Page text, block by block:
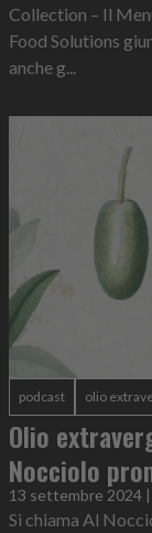
Collection – Il
Food Solutions
anche g...
podcast olio
Olio
Nocciolo
13 settembre 2024 |
Si chiama Al